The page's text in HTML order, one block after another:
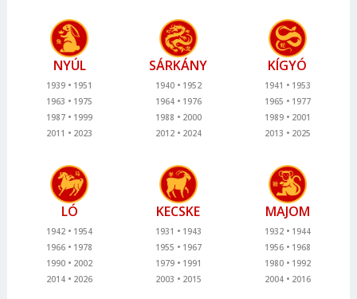
NYÚL
1939
1951
1963
1975
1987
1999
2011
2023
SÁRKÁNY
1940
1952
1964
1976
1988
2000
2012
2024
KÍGYÓ
1941
1953
1965
1977
1989
2001
2013
2025
LÓ
1942
1954
1966
1978
1990
2002
2014
2026
KECSKE
1931
1943
1955
1967
1979
1991
2003
2015
MAJOM
1932
1944
1956
1968
1980
1992
2004
2016